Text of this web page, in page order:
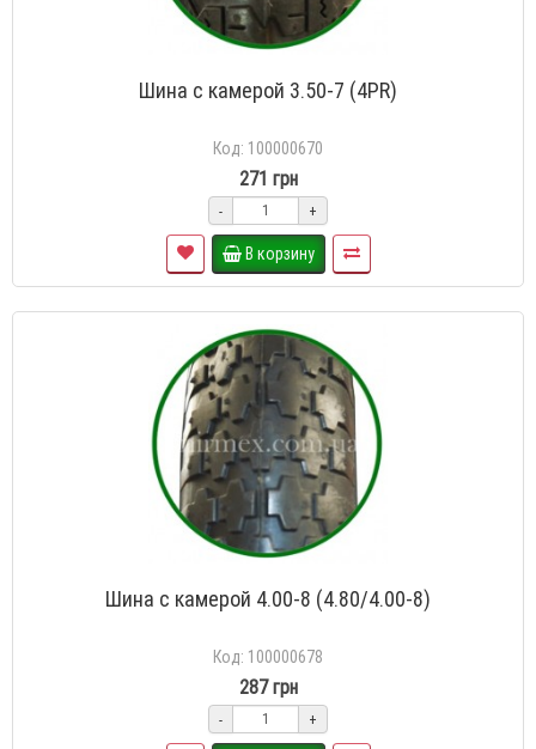
Шина с камерой 3.50-7 (4PR)
Код: 100000670
271 грн
- +
В корзину
Шина с камерой 4.00-8 (4.80/4.00-8)
Код: 100000678
287 грн
- +